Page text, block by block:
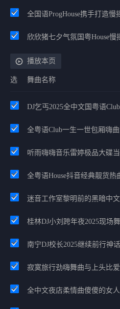
播放本页
选 舞曲名称
听雨嗨嗨音乐雷婷极品大碟
全粤语House抖音经典靓货热
桂林DJ小刘跨年夜2025现场
南宁DJ校长2025继续前行神
寂寞旅行劲嗨舞曲与上头比
全中文夜店柔情曲傻傻的女